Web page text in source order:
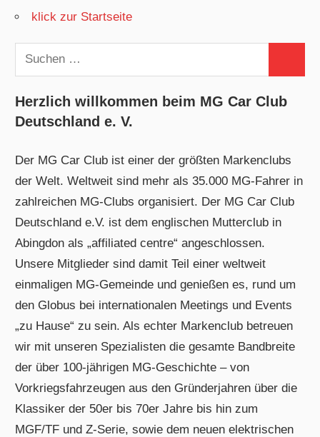
Beiträge
klick zur Startseite
Suchen
nach:
Herzlich willkommen beim MG Car Club
Deutschland e. V.
Der MG Car Club ist einer der größten Markenclubs
der Welt. Weltweit sind mehr als 35.000 MG-Fahrer in
zahlreichen MG-Clubs organisiert. Der MG Car Club
Deutschland e.V. ist dem englischen Mutterclub in
Abingdon als „affiliated centre“ angeschlossen.
Unsere Mitglieder sind damit Teil einer weltweit
einmaligen MG-Gemeinde und genießen es, rund um
den Globus bei internationalen Meetings und Events
„zu Hause“ zu sein. Als echter Markenclub betreuen
wir mit unseren Spezialisten die gesamte Bandbreite
der über 100-jährigen MG-Geschichte – von
Vorkriegsfahrzeugen aus den Gründerjahren über die
Klassiker der 50er bis 70er Jahre bis hin zum
MGF/TF und Z-Serie, sowie dem neuen elektrischen